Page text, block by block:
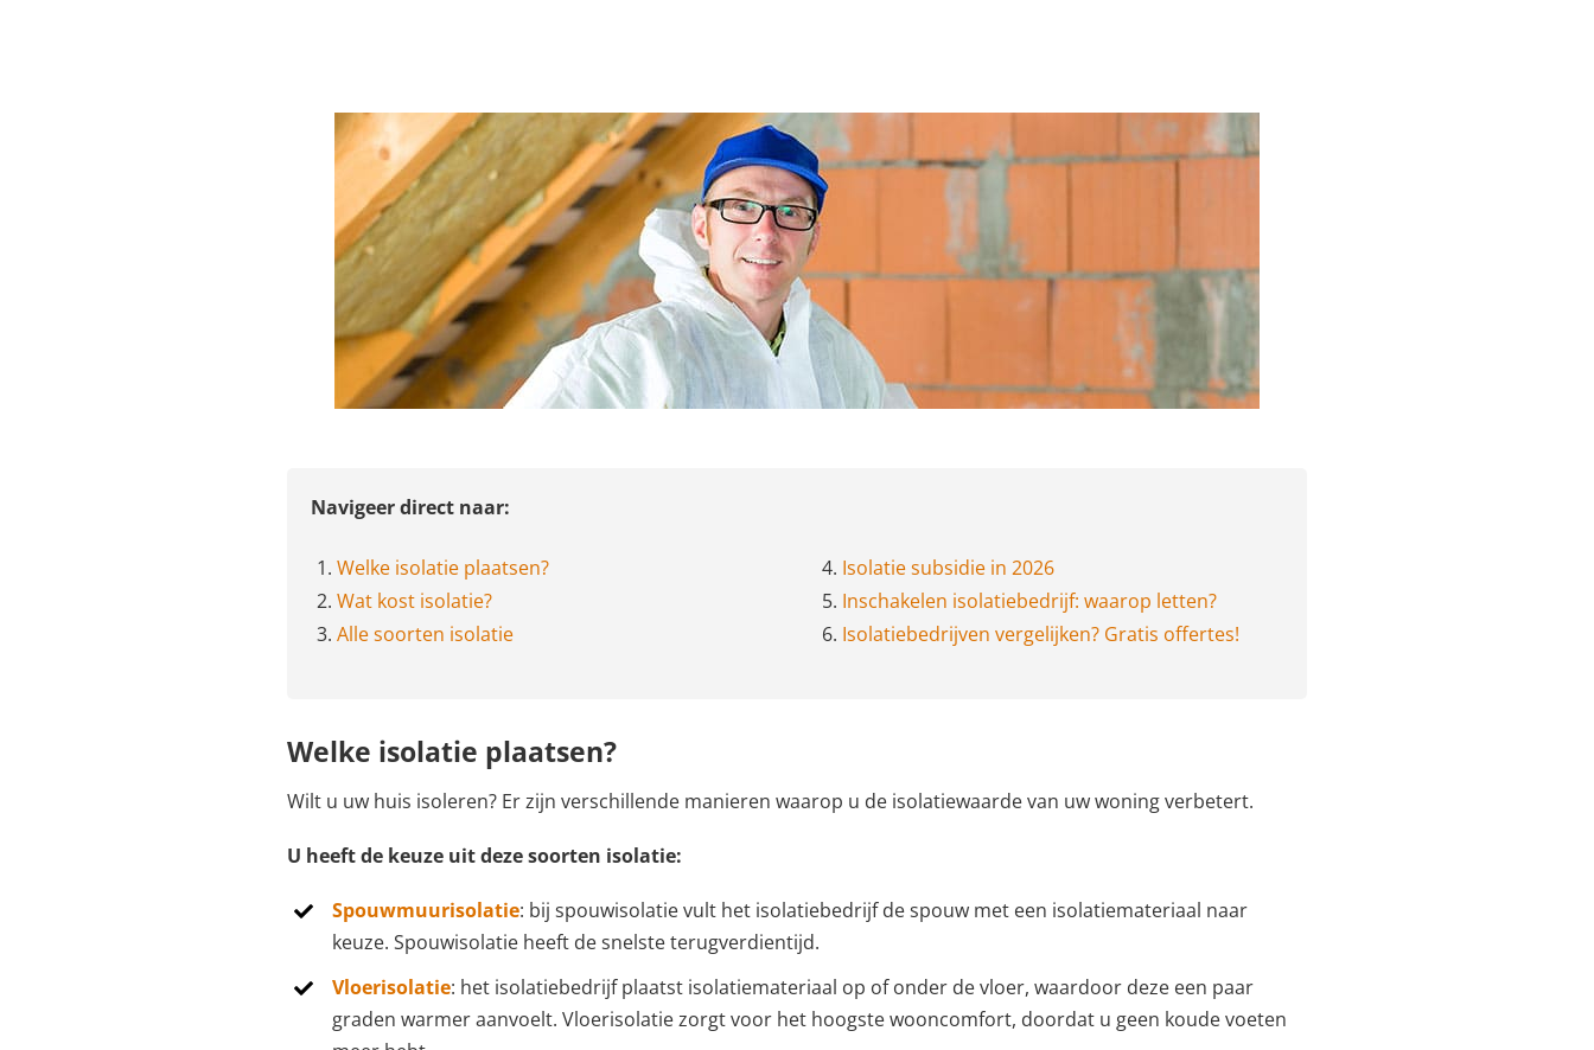
Navigeer direct naar:
1. Welke isolatie plaatsen?
2. Wat kost isolatie?
3. Alle soorten isolatie
4. Isolatie subsidie in 2026
5. Inschakelen isolatiebedrijf: waarop letten?
6. Isolatiebedrijven vergelijken? Gratis offertes!
Welke isolatie plaatsen?
Wilt u uw huis isoleren? Er zijn verschillende manieren waarop u de isolatiewaarde van uw woning verbetert.
U heeft de keuze uit deze soorten isolatie:
Spouwmuurisolatie: bij spouwisolatie vult het isolatiebedrijf de spouw met een isolatiemateriaal naar
keuze. Spouwisolatie heeft de snelste terugverdientijd.
Vloerisolatie: het isolatiebedrijf plaatst isolatiemateriaal op of onder de vloer, waardoor deze een paar
graden warmer aanvoelt. Vloerisolatie zorgt voor het hoogste wooncomfort, doordat u geen koude voeten